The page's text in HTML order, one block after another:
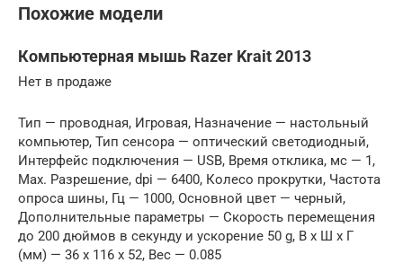
Похожие модели
Компьютерная мышь Razer Krait 2013
Нет в продаже
Тип — проводная, Игровая, Назначение — настольный
компьютер, Тип сенсора — оптический светодиодный,
Интерфейс подключения — USB, Время отклика, мс — 1,
Max. Разрешение, dpi — 6400, Колесо прокрутки, Частота
опроса шины, Гц — 1000, Основной цвет — черный,
Дополнительные параметры — Скорость перемещения
до 200 дюймов в секунду и ускорение 50 g, В x Ш x Г
(мм) — 36 x 116 x 52, Вес — 0.085